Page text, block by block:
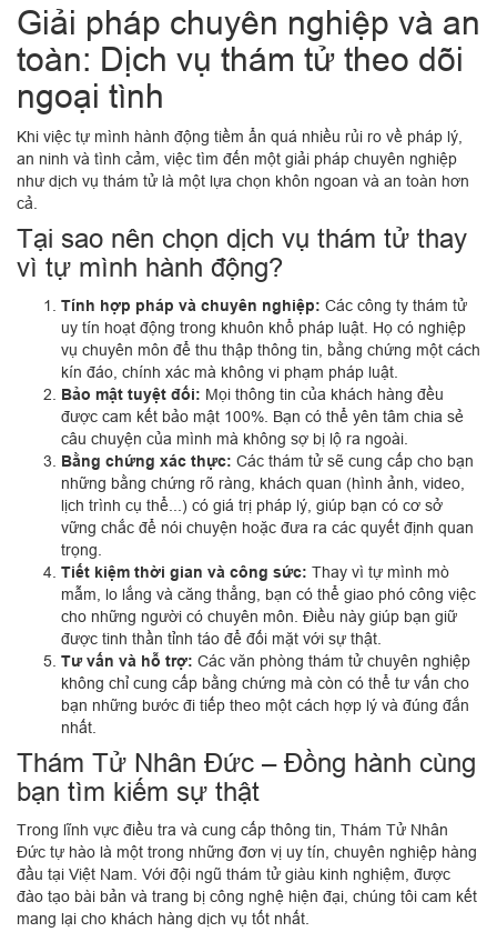
Giải pháp chuyên nghiệp và an
toàn: Dịch vụ thám tử theo dõi
ngoại tình
Khi việc tự mình hành động tiềm ẩn quá nhiều rủi ro về pháp lý,
an ninh và tình cảm, việc tìm đến một giải pháp chuyên nghiệp
như dịch vụ thám tử là một lựa chọn khôn ngoan và an toàn hơn
cả.
Tại sao nên chọn dịch vụ thám tử thay
vì tự mình hành động?
Tính hợp pháp và chuyên nghiệp: Các công ty thám tử
uy tín hoạt động trong khuôn khổ pháp luật. Họ có nghiệp
vụ chuyên môn để thu thập thông tin, bằng chứng một cách
kín đáo, chính xác mà không vi phạm pháp luật.
Bảo mật tuyệt đối: Mọi thông tin của khách hàng đều
được cam kết bảo mật 100%. Bạn có thể yên tâm chia sẻ
câu chuyện của mình mà không sợ bị lộ ra ngoài.
Bằng chứng xác thực: Các thám tử sẽ cung cấp cho bạn
những bằng chứng rõ ràng, khách quan (hình ảnh, video,
lịch trình cụ thể...) có giá trị pháp lý, giúp bạn có cơ sở
vững chắc để nói chuyện hoặc đưa ra các quyết định quan
trọng.
Tiết kiệm thời gian và công sức: Thay vì tự mình mò
mẫm, lo lắng và căng thẳng, bạn có thể giao phó công việc
cho những người có chuyên môn. Điều này giúp bạn giữ
được tinh thần tỉnh táo để đối mặt với sự thật.
Tư vấn và hỗ trợ: Các văn phòng thám tử chuyên nghiệp
không chỉ cung cấp bằng chứng mà còn có thể tư vấn cho
bạn những bước đi tiếp theo một cách hợp lý và đúng đắn
nhất.
Thám Tử Nhân Đức – Đồng hành cùng
bạn tìm kiếm sự thật
Trong lĩnh vực điều tra và cung cấp thông tin, Thám Tử Nhân
Đức tự hào là một trong những đơn vị uy tín, chuyên nghiệp hàng
đầu tại Việt Nam. Với đội ngũ thám tử giàu kinh nghiệm, được
đào tạo bài bản và trang bị công nghệ hiện đại, chúng tôi cam kết
mang lại cho khách hàng dịch vụ tốt nhất.